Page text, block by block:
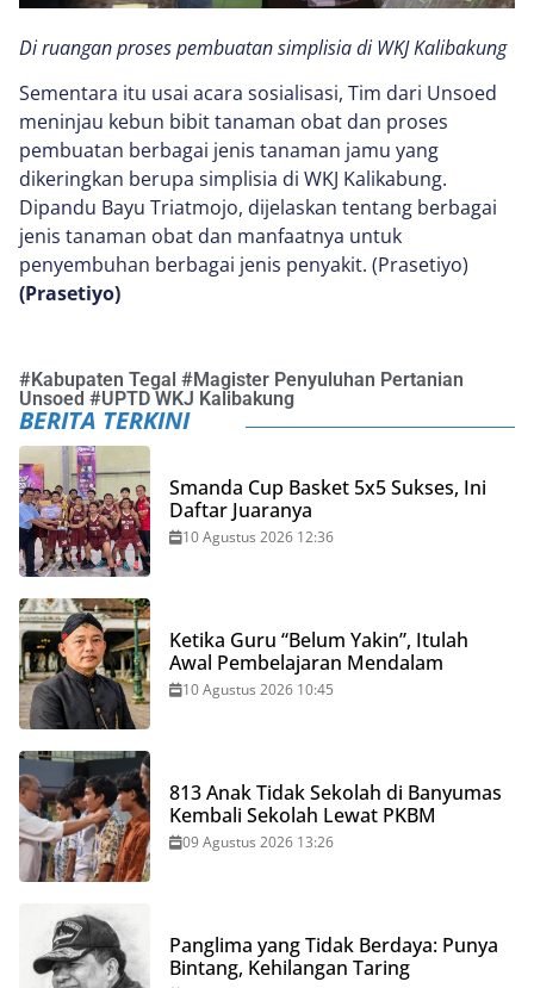
Di ruangan proses pembuatan simplisia di WKJ Kalibakung
Sementara itu usai acara sosialisasi, Tim dari Unsoed
meninjau kebun bibit tanaman obat dan proses
pembuatan berbagai jenis tanaman jamu yang
dikeringkan berupa simplisia di WKJ Kalikabung.
Dipandu Bayu Triatmojo, dijelaskan tentang berbagai
jenis tanaman obat dan manfaatnya untuk
penyembuhan berbagai jenis penyakit. (Prasetiyo)
(Prasetiyo)
#Kabupaten Tegal #Magister Penyuluhan Pertanian
Unsoed #UPTD WKJ Kalibakung
BERITA TERKINI
Smanda Cup Basket 5x5 Sukses, Ini
Daftar Juaranya
10 Agustus 2026 12:36
Ketika Guru “Belum Yakin”, Itulah
Awal Pembelajaran Mendalam
10 Agustus 2026 10:45
813 Anak Tidak Sekolah di Banyumas
Kembali Sekolah Lewat PKBM
09 Agustus 2026 13:26
Panglima yang Tidak Berdaya: Punya
Bintang, Kehilangan Taring